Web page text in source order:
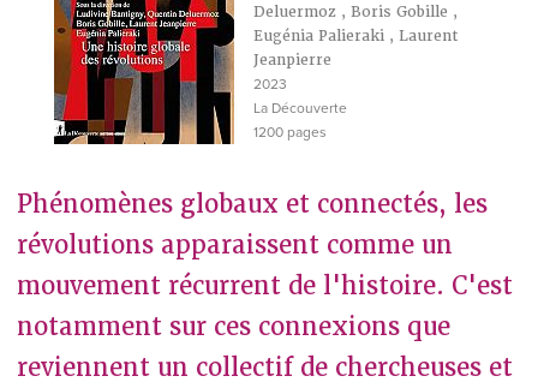
Deluermoz, Boris Gobille ,
Eugénia Palieraki, Laurent
Jeanpierre
2023
La Découverte
1200 pages
Phénomènes globaux et connectés, les
révolutions apparaissent comme un
mouvement récurrent de l'histoire. C'est
notamment sur ces connexions que
reviennent un collectif de chercheuses et